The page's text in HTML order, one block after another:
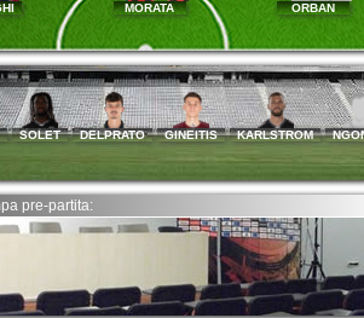
MORATA ORBAN
SOLET DELPRATO GINEITIS KARLSTROM
pre-partita: